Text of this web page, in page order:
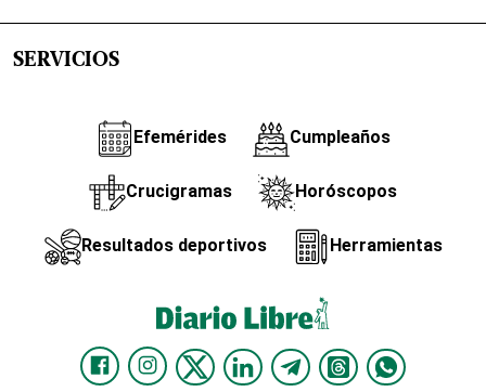
SERVICIOS
Efemérides Cumpleaños
Crucigramas Horóscopos
Resultados deportivos Herramientas